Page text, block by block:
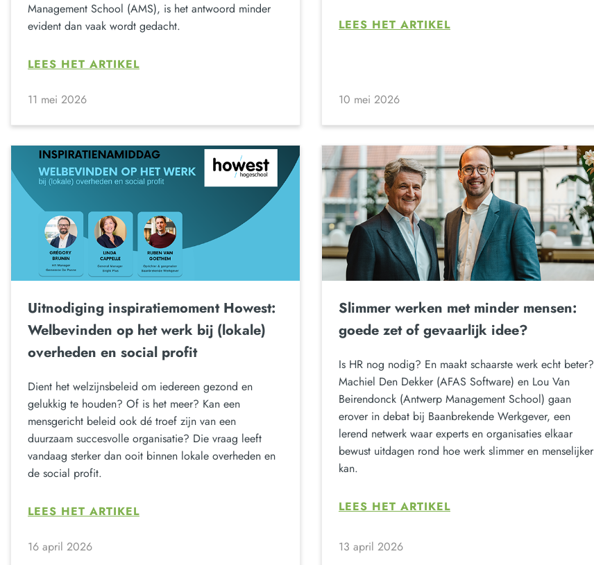
Management School (AMS), is het antwoord minder
evident dan vaak wordt gedacht.
LEES HET ARTIKEL
11 mei 2026
LEES HET ARTIKEL
10 mei 2026
Uitnodiging inspiratiemoment Howest:
Welbevinden op het werk bij (lokale)
overheden en social profit
Dient het welzijnsbeleid om iedereen gezond en
gelukkig te houden? Of is het meer? Kan een
mensgericht beleid ook dé troef zijn van een
duurzaam succesvolle organisatie? Die vraag leeft
vandaag sterker dan ooit binnen lokale overheden en
de social profit.
LEES HET ARTIKEL
16 april 2026
Slimmer werken met minder mensen:
goede zet of gevaarlijk idee?
Is HR nog nodig? En maakt schaarste werk echt beter?
Machiel Den Dekker (AFAS Software) en Lou Van
Beirendonck (Antwerp Management School) gaan
erover in debat bij Baanbrekende Werkgever, een
lerend netwerk waar experts en organisaties elkaar
bewust uitdagen rond hoe werk slimmer en menselijker
kan.
LEES HET ARTIKEL
13 april 2026